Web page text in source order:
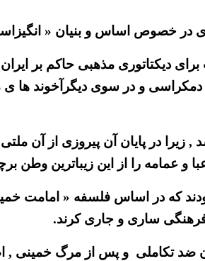
در خصوص اساس و بنیان «
برای دیکتاتوری مذهبی حاکم
و در سوی دیگرآخوند ها ی
, زیرا در پایان آن پیروزی از
عمامه را از این زیباترین وطن
که در اساس فلسفه « امامت
فرهنگی ساری و جاری کرند.
ضد تکاملی و پس از مرگ خمینی ,